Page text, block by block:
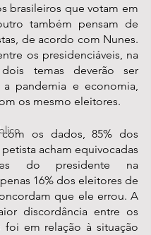
brasileiros que votam em
também pensam de
de acordo com Nunes.
os presidenciáveis, na
dois temas deverão ser
a pandemia e economia,
os mesmo eleitores.
os dados, 85% dos
acham equivocadas
do presidente na
16% dos eleitores de
que ele errou. A
discordância entre os
em relação à situação